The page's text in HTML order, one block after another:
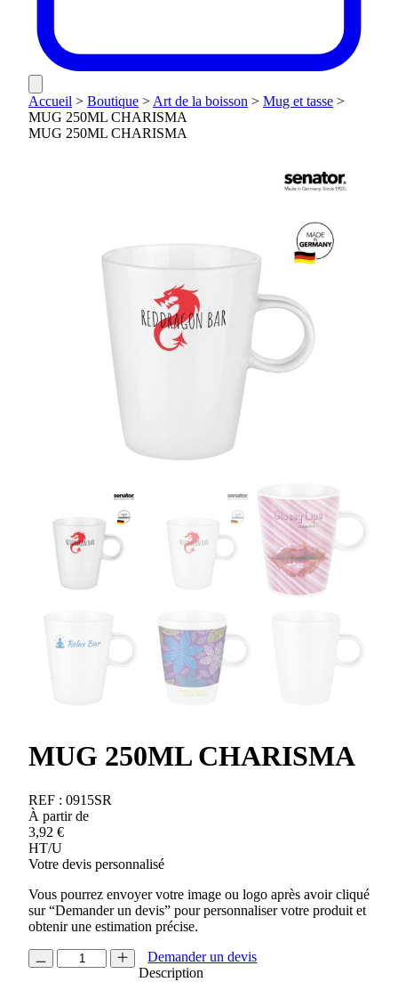
Accueil > Boutique >Art de la boisson > Mug et tasse >
MUG 250ML CHARISMA
MUG 250ML CHARISMA
MUG 250ML CHARISMA
REF : 0915SR
À partir de
3,92 €
HT/U
Votre devis personnalisé
Vous pourrez envoyer votre image ou logo après avoir cliqué
sur “Demander un devis” pour personnaliser votre produit et
obtenir une estimation précise.
quantité
de
Demander un devis
Description